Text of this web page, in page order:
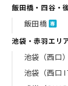
飯田橋・四谷・
飯田橋 専
池袋・赤羽エリ
池袋（西口）
池袋（西口